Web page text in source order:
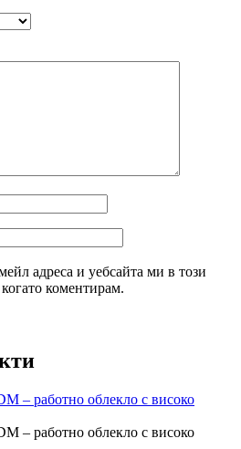
адреса и уебсайта ми в този
коментирам.